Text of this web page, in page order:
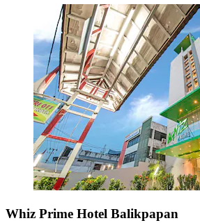
Whiz Prime Hotel Balikpapan